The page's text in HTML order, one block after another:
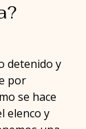
detenido y
por
se hace
elenco y